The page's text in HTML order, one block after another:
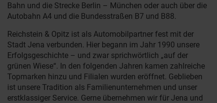
Bahn und die Strecke Berlin – München oder auch über die
Autobahn A4 und die Bundesstraßen B7 und B88.
Reichstein & Opitz ist als Automobilpartner fest mit der
Stadt Jena verbunden. Hier begann im Jahr 1990 unsere
Erfolgsgeschichte – und zwar sprichwörtlich „auf der
grünen Wiese“. In den folgenden Jahren kamen zahlreiche
Topmarken hinzu und Filialen wurden eröffnet. Geblieben
ist unsere Tradition als Familienunternehmen und unser
erstklassiger Service. Gerne übernehmen wir für Jena und